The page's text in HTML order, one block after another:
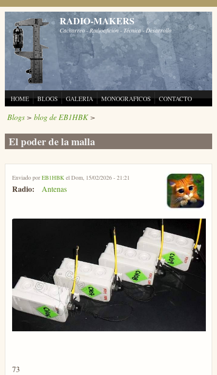
Pasar al contenido principal
RADIO-MAKERS
Cacharreo - Radioafición - Técnica - Desarrollo
HOME BLOGS GALERIA MONOGRAFICOS CONTACTO
Blogs > blog de EB1HBK>
El poder de la malla
Enviado porEB1HBK el Dom, 15/02/2026 - 21:21
Radio: Antenas
73